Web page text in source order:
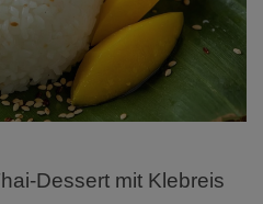
Dessert mit Klebreis